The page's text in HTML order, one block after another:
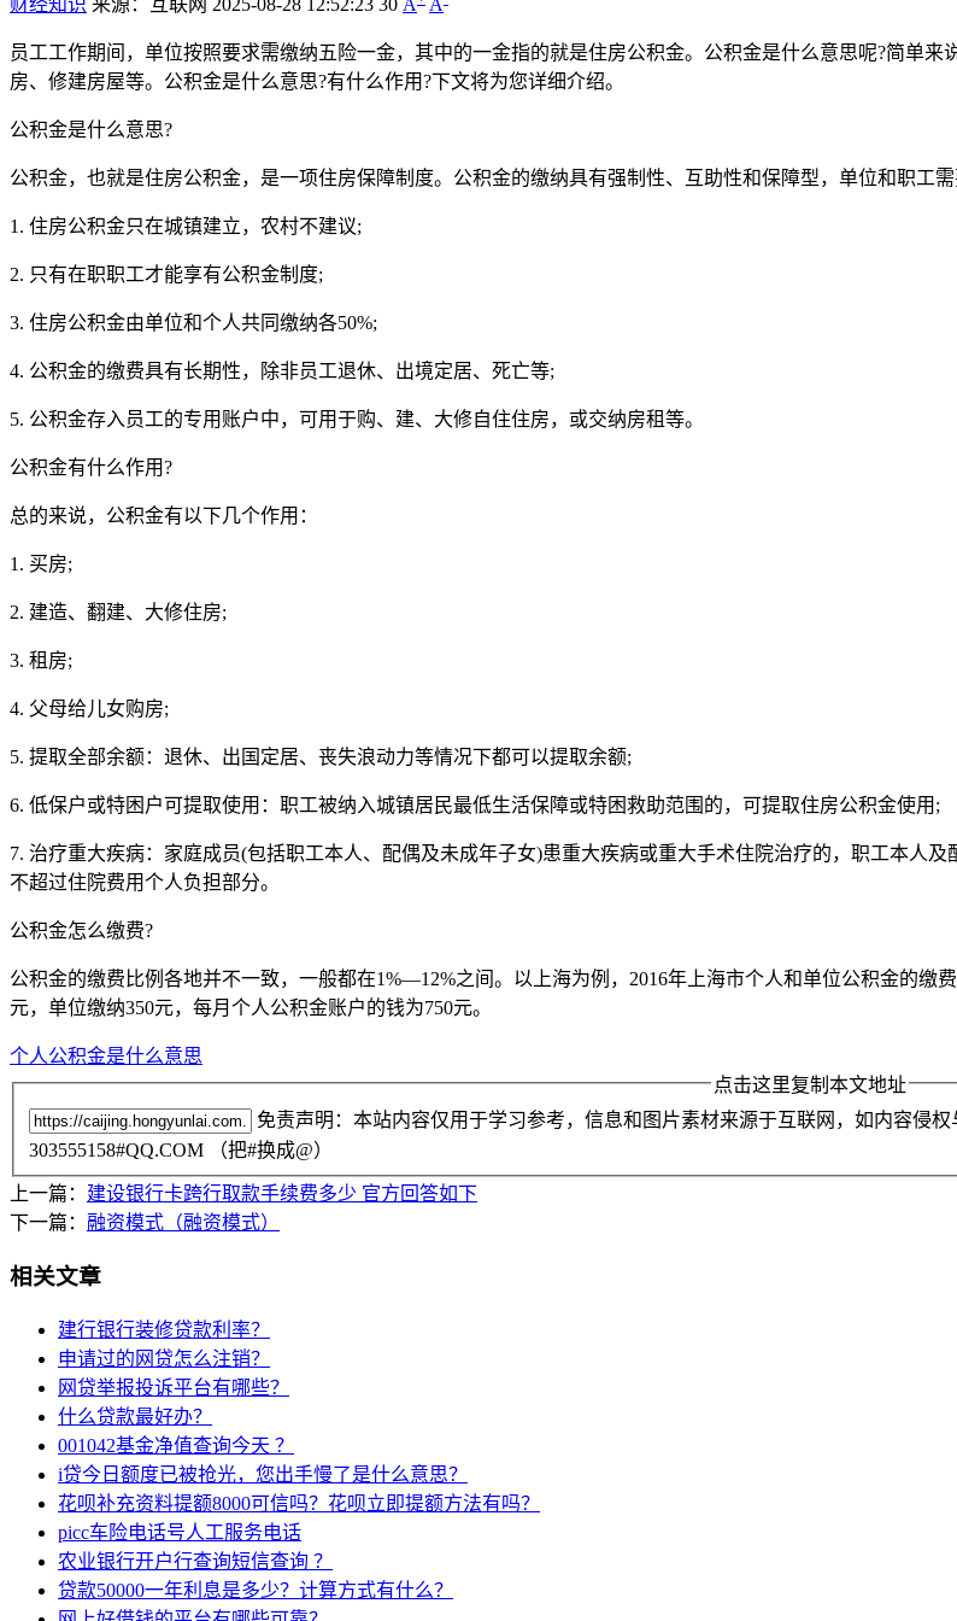
员工工作期间，单位按照要求需缴纳五险一金，其中的一金指的就是住房公积金。公积金是什么意思呢?简单
房、修建房屋等。公积金是什么意思?有什么作用?下文将为您详细介绍。
公积金是什么意思?
公积金，也就是住房公积金，是一项住房保障制度。公积金的缴纳具有强制性、互助性和保障型，单位和职工
1. 住房公积金只在城镇建立，农村不建议;
2. 只有在职职工才能享有公积金制度;
3. 住房公积金由单位和个人共同缴纳各50%;
4. 公积金的缴费具有长期性，除非员工退休、出境定居、死亡等;
5. 公积金存入员工的专用账户中，可用于购、建、大修自住住房，或交纳房租等。
公积金有什么作用?
总的来说，公积金有以下几个作用：
1. 买房;
2. 建造、翻建、大修住房;
3. 租房;
4. 父母给儿女购房;
5. 提取全部余额：退休、出国定居、丧失浪动力等情况下都可以提取余额;
6. 低保户或特困户可提取使用：职工被纳入城镇居民最低生活保障或特困救助范围的，可提取住房公积金使用;
7. 治疗重大疾病：家庭成员(包括职工本人、配偶及未成年子女)患重大疾病或重大手术住院治疗的，职工本人
不超过住院费用个人负担部分。
公积金怎么缴费?
公积金的缴费比例各地并不一致，一般都在1%—12%之间。以上海为例，2016年上海市个人和单位公积金的缴
元，单位缴纳350元，每月个人公积金账户的钱为750元。
个人公积金是什么意思
点击这里复制本文地址
免责声明：本站内容仅用于学习参考，信息和图片素材来源于互联网，如内容侵
303555158#QQ.COM （把#换成@）
上一篇： 建设银行卡跨行取款手续费多少 官方回答如下
下一篇： 融资模式（融资模式）
相关文章
建行银行装修贷款利率？
申请过的网贷怎么注销？
网贷举报投诉平台有哪些？
什么贷款最好办？
001042基金净值查询今天 ？
i贷今日额度已被抢光，您出手慢了是什么意思？
花呗补充资料提额8000可信吗？花呗立即提额方法有吗？
picc车险电话号人工服务电话
农业银行开户行查询短信查询 ？
贷款50000一年利息是多少？计算方式有什么？